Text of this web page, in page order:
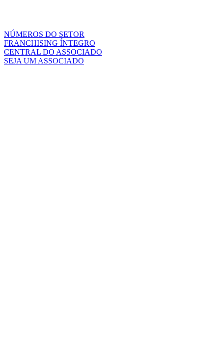
NÚMEROS DO SETOR
FRANCHISING ÍNTEGRO
CENTRAL DO ASSOCIADO
SEJA UM ASSOCIADO